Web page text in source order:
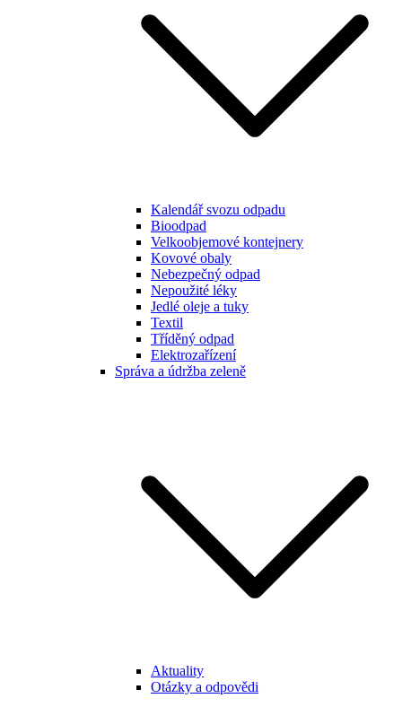
Kalendář svozu odpadu
Bioodpad
Velkoobjemové kontejnery
Kovové obaly
Nebezpečný odpad
Nepoužité léky
Jedlé oleje a tuky
Textil
Tříděný odpad
Elektrozařízení
Správa a údržba zeleně
Aktuality
Otázky a odpovědi